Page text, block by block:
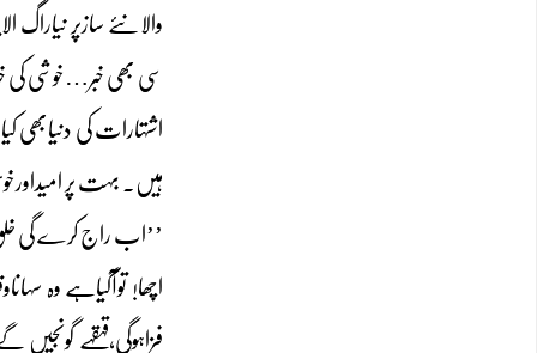
والانئے سازپر نیاراگ
سی بھی خبر…خوشی کی
اشتہارات کی دنیابھی
ہیں۔ بہت پر
’’اب راج کرے گی
اچھا! توآگیاہے وہ
فزاہوگی،قہقہے